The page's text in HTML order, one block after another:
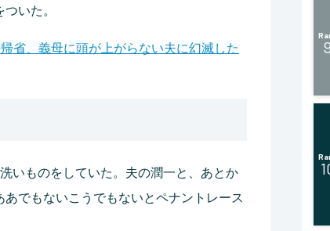
いた。
省、義母に頭が上がらない夫に幻滅した
いものをしていた。夫の潤一と、あとか
でもないこうでもないとペナントレース
9